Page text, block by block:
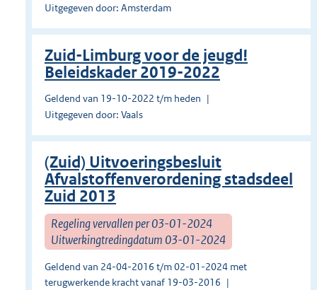
Uitgegeven door: Amsterdam
Zuid-Limburg voor de jeugd!
Beleidskader 2019-2022
Geldend van 19-10-2022 t/m heden
Uitgegeven door: Vaals
(Zuid) Uitvoeringsbesluit
Afvalstoffenverordening stadsdeel
Zuid 2013
Regeling vervallen per 03-01-2024
Uitwerkingtredingdatum 03-01-2024
Geldend van 24-04-2016 t/m 02-01-2024 met
terugwerkende kracht vanaf 19-03-2016